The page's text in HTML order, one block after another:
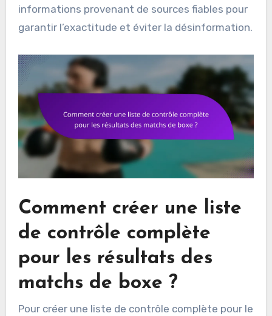
informations provenant de sources fiables pour
garantir l’exactitude et éviter la désinformation.
Comment créer une liste
de contrôle complète
pour les résultats des
matchs de boxe ?
Pour créer une liste de contrôle complète pour le